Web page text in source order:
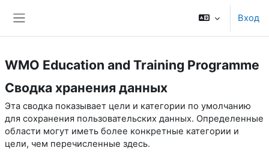
Вход
WMO Education and Training Programme
Сводка хранения данных
Эта сводка показывает цели и категории по умолчанию
для сохранения пользовательских данных. Определенные
области могут иметь более конкретные категории и
цели, чем перечисленные здесь.